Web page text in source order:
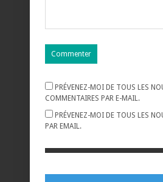
PRÉVENEZ-MOI DE TOUS LES
COMMENTAIRES PAR E-MAIL.
PRÉVENEZ-MOI DE TOUS LES
PAR EMAIL.